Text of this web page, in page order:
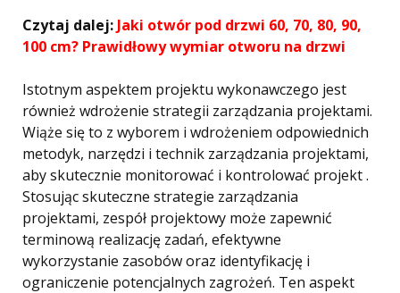
Czytaj dalej: Jaki otwór pod drzwi 60, 70, 80, 90,
100 cm? Prawidłowy wymiar otworu na drzwi
Istotnym aspektem projektu wykonawczego jest
również wdrożenie strategii zarządzania projektami.
Wiąże się to z wyborem i wdrożeniem odpowiednich
metodyk, narzędzi i technik zarządzania projektami,
aby skutecznie monitorować i kontrolować projekt .
Stosując skuteczne strategie zarządzania
projektami, zespół projektowy może zapewnić
terminową realizację zadań, efektywne
wykorzystanie zasobów oraz identyfikację i
ograniczenie potencjalnych zagrożeń. Ten aspekt